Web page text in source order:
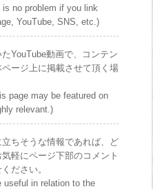
no problem if you link
YouTube, SNS, etc.)
YouTube動画で、コンテン
ージ上に掲載させて頂く場
page may be featured on
relevant.)
ちそうな情報であれば、ど
軽にページ下部のコメント
ださい。
useful in relation to the